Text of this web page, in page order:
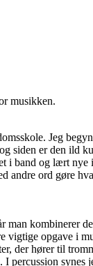
musikken.
Jeg
siden er den ild
band og lært
ord gøre
kombinerer
opgave i
der hører til
percussion